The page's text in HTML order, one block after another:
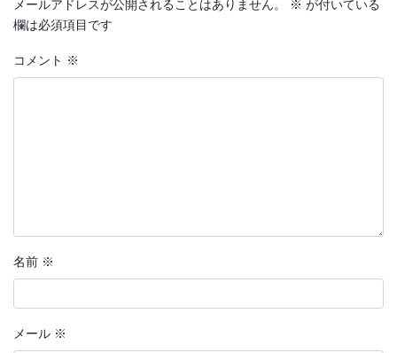
メールアドレスが公開されることはありません。 ※ が付いている
欄は必須項目です
コメント ※
名前 ※
メール ※